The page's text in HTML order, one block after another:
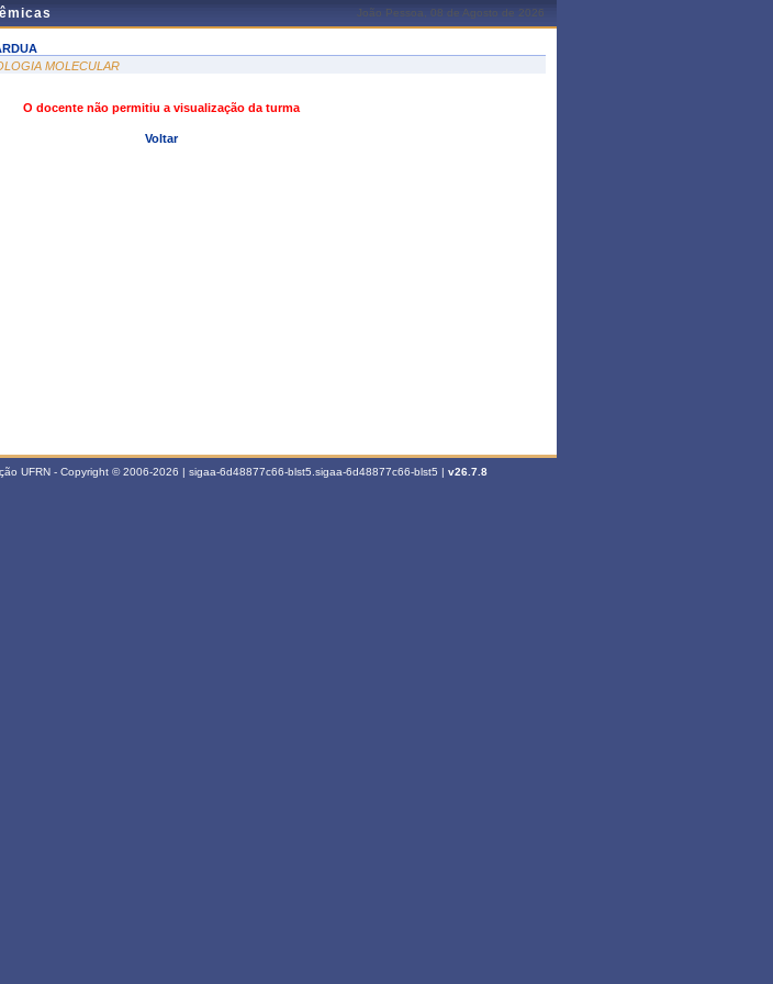
João Pessoa, 08 de Agosto de 2026
MOLECULAR
O docente não permitiu a visualização da turma
Voltar
UFRN - Copyright © 2006-2026 | sigaa-6d48877c66-blst5.sigaa-6d48877c66-blst5 | v26.7.8